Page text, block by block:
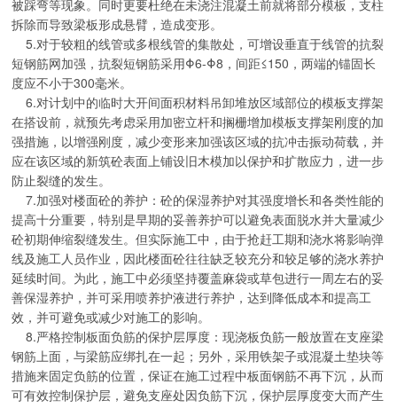
被踩弯等现象。同时更要杜绝在未浇注混凝土前就将部分模板，支柱
拆除而导致梁板形成悬臂，造成变形。
5.对于较粗的线管或多根线管的集散处，可增设垂直于线管的抗裂
短钢筋网加强，抗裂短钢筋采用Φ6-Φ8，间距≤150，两端的锚固长
度应不小于300毫米。
6.对计划中的临时大开间面积材料吊卸堆放区域部位的模板支撑架
在搭设前，就预先考虑采用加密立杆和搁栅增加模板支撑架刚度的加
强措施，以增强刚度，减少变形来加强该区域的抗冲击振动荷载，并
应在该区域的新筑砼表面上铺设旧木模加以保护和扩散应力，进一步
防止裂缝的发生。
7.加强对楼面砼的养护：砼的保湿养护对其强度增长和各类性能的
提高十分重要，特别是早期的妥善养护可以避免表面脱水并大量减少
砼初期伸缩裂缝发生。但实际施工中，由于抢赶工期和浇水将影响弹
线及施工人员作业，因此楼面砼往往缺乏较充分和较足够的浇水养护
延续时间。为此，施工中必须坚持覆盖麻袋或草包进行一周左右的妥
善保湿养护，并可采用喷养护液进行养护，达到降低成本和提高工
效，并可避免或减少对施工的影响。
8.严格控制板面负筋的保护层厚度：现浇板负筋一般放置在支座梁
钢筋上面，与梁筋应绑扎在一起；另外，采用铁架子或混凝土垫块等
措施来固定负筋的位置，保证在施工过程中板面钢筋不再下沉，从而
可有效控制保护层，避免支座处因负筋下沉，保护层厚度变大而产生